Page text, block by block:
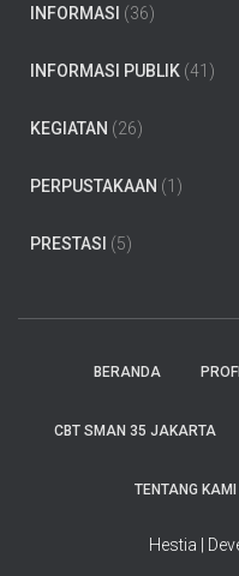
INFORMASI (36)
INFORMASI PUBLIK (41)
KEGIATAN (26)
PERPUSTAKAAN (1)
PRESTASI (5)
BERANDA
CBT SMAN 35 JAKARTA
TENTANG KAMI
Hestia |